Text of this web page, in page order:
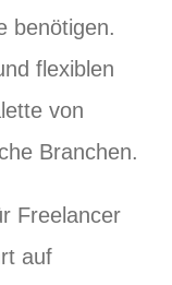
benötigen.
flexiblen
von
Branchen.
Freelancer
auf